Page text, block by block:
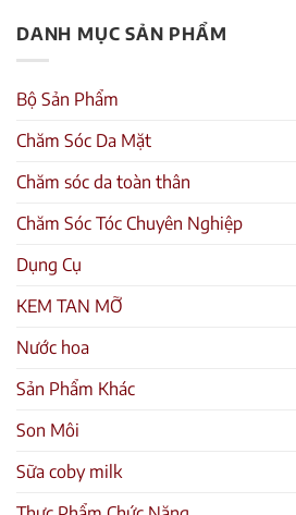
DANH MỤC SẢN PHẨM
Bộ Sản Phẩm
Chăm Sóc Da Mặt
Chăm sóc da toàn thân
Chăm Sóc Tóc Chuyên Nghiệp
Dụng Cụ
KEM TAN MỠ
Nước hoa
Sản Phẩm Khác
Son Môi
Sữa coby milk